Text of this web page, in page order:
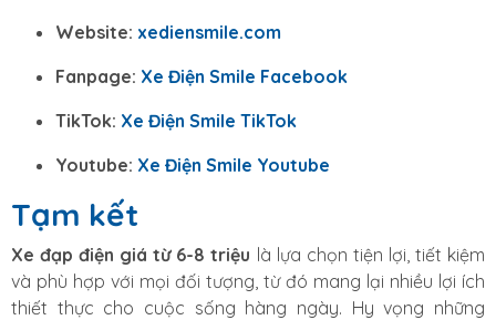
Website: xediensmile.com
Fanpage: Xe Điện Smile Facebook
TikTok: Xe Điện Smile TikTok
Youtube: Xe Điện Smile Youtube
Tạm kết
Xe đạp điện giá từ 6-8 triệu là lựa chọn tiện lợi, tiết kiệm
và phù hợp với mọi đối tượng, từ đó mang lại nhiều lợi ích
thiết thực cho cuộc sống hàng ngày. Hy vọng những